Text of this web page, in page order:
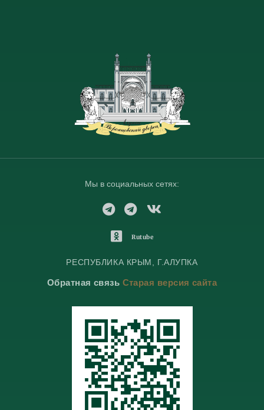
Мы в социальных сетях:
T
l
g
a
T
l
g
a
t
k
n
k
s
s
n
i
k
i
Rutube
РЕСПУБЛИКА КРЫМ, Г.АЛУПКА
Обратная связь Старая версия сайта